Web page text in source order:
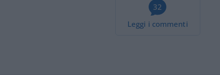
32
Leggi i commenti